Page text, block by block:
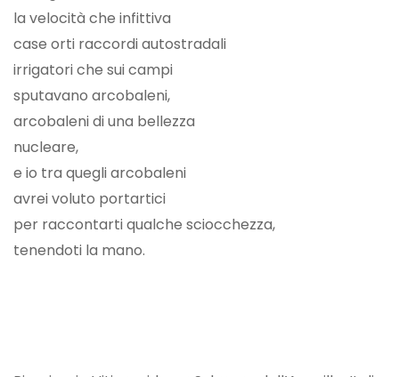
la velocità che infittiva
case orti raccordi autostradali
irrigatori che sui campi
sputavano arcobaleni,
arcobaleni di una bellezza
nucleare,
e io tra quegli arcobaleni
avrei voluto portartici
per raccontarti qualche sciocchezza,
tenendoti la mano.